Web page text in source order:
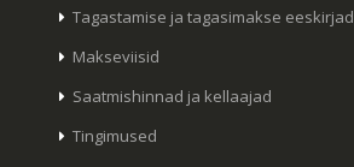
Tagastamise ja tagasimakse eeskirjad
Makseviisid
Saatmishinnad ja kellaajad
Tingimused